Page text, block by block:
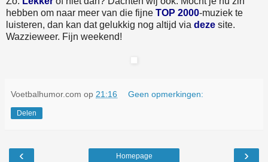
hebben om naar meer van die fijne TOP 2000-muziek te
luisteren, dan kan dat gelukkig nog altijd via deze site.
Wazzieweer. Fijn weekend!
Voetbalhumor.com op 21:16 Geen opmerkingen:
Delen
‹ ›
Homepage